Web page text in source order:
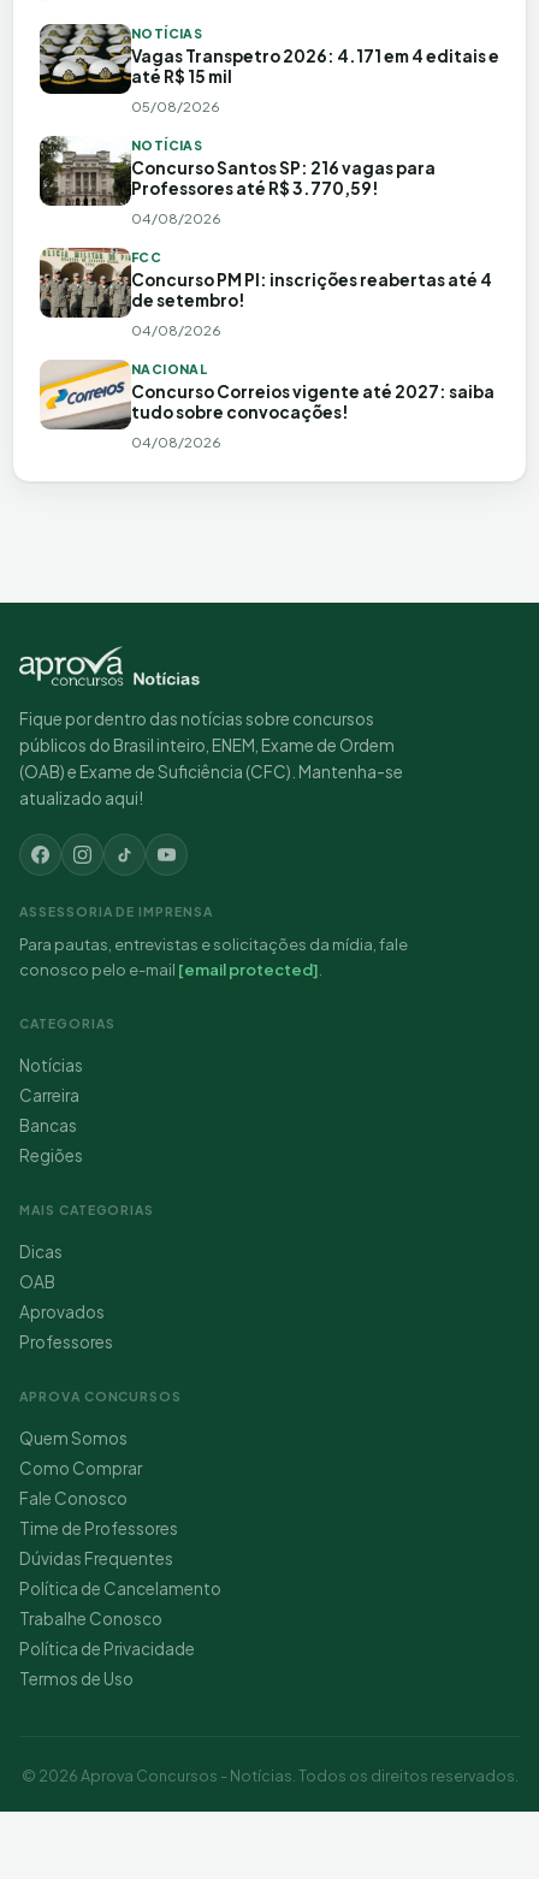
NOTÍCIAS
Vagas Transpetro 2026: 4.171 em 4 editais e
até R$ 15 mil
05/08/2026
NOTÍCIAS
Concurso Santos SP: 216 vagas para
Professores até R$ 3.770,59!
04/08/2026
FCC
Concurso PM PI: inscrições reabertas até 4
de setembro!
04/08/2026
NACIONAL
Concurso Correios vigente até 2027: saiba
tudo sobre convocações!
04/08/2026
Fique por dentro das notícias sobre concursos
públicos do Brasil inteiro, ENEM, Exame de Ordem
(OAB) e Exame de Suficiência (CFC). Mantenha-se
atualizado aqui!
ASSESSORIA DE IMPRENSA
Para pautas, entrevistas e solicitações da mídia, fale
conosco pelo e-mail [email protected]
CATEGORIAS
Notícias
Carreira
Bancas
Regiões
MAIS CATEGORIAS
Dicas
OAB
Aprovados
Professores
APROVA CONCURSOS
Quem Somos
Como Comprar
Fale Conosco
Time de Professores
Dúvidas Frequentes
Política de Cancelamento
Trabalhe Conosco
Política de Privacidade
Termos de Uso
© 2026 Aprova Concursos - Notícias. Todos os direitos reservados.